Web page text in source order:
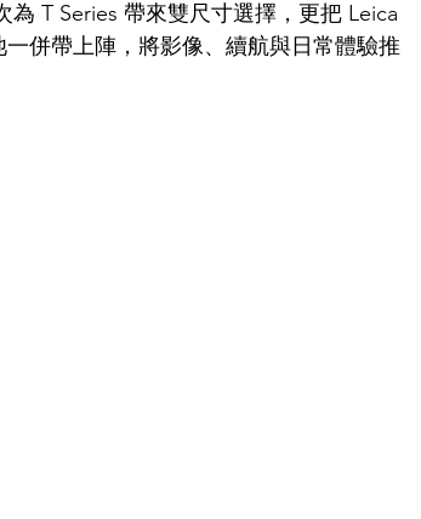
T Series 帶來雙尺寸選擇，更把 Leica
併帶上陣，將影像、續航與日常體驗推